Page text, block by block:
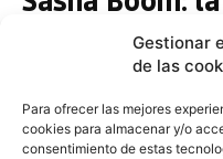
Gestionar
de las
Para ofrecer las mejores
cookies para almacenar y/o
consentimiento de estas
navideña más
18 de diciembre
y con ellas llegan
compañeros de trabajo